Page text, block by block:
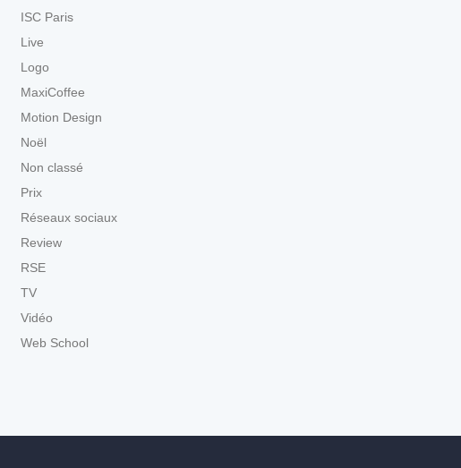
ISC Paris
Live
Logo
MaxiCoffee
Motion Design
Noël
Non classé
Prix
Réseaux sociaux
Review
RSE
TV
Vidéo
Web School